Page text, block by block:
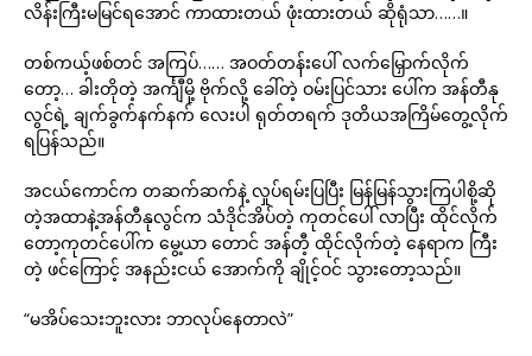
လိန်းကြီးမမြင်ရအောင် ကာထားတယ် ဖုံးထားတယ် ဆိုရုံသာ……။
တစ်ကယ့်ဖစ်တင် အကြပ်…… အဝတ်တန်းပေါ် လက်မြှောက်လိုက်
တော့… ခါးတိုတဲ့ အင်္ကျီမို့ ဗိုက်လို့ ခေါ်တဲ့ ဝမ်းပြင်သား ပေါ်က အန်တီနု
လွင်ရဲ့ ချက်ခွက်နက်နက် လေးပါ ရုတ်တရက် ဒုတိယအကြိမ်တွေ့လိုက်
ရပြန်သည်။
အငယ်ကောင်က တဆက်ဆက်နဲ့ လှုပ်ရမ်းပြပြီး မြန်မြန်သွားကြပါစို့ဆို
တဲ့အထာနဲ့အန်တီနုလွင်က သံဒိုင်အိပ်တဲ့ ကုတင်ပေါ် လာပြီး ထိုင်လိုက်
တော့ကုတင်ပေါ်က မွေ့ယာ တောင် အန်တီ့ ထိုင်လိုက်တဲ့ နေရာက ကြီး
တဲ့ ဖင်ကြောင့် အနည်းငယ် အောက်ကို ချိုင့်ဝင် သွားတော့သည်။
“မအိပ်သေးဘူးလား ဘာလုပ်နေတာလဲ”